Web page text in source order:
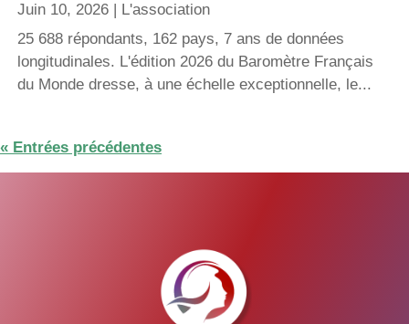
Juin 10, 2026
L'association
25 688 répondants, 162 pays, 7 ans de données
longitudinales. L'édition 2026 du Baromètre Français
du Monde dresse, à une échelle exceptionnelle, le...
« Entrées précédentes